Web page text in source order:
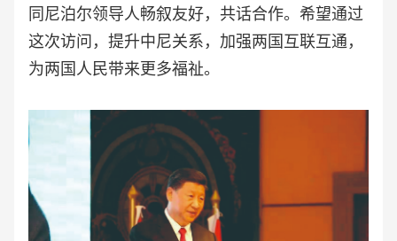
同尼泊尔领导人畅叙友好，共话合作。希望通过
这次访问，提升中尼关系，加强两国互联互通，
为两国人民带来更多福祉。